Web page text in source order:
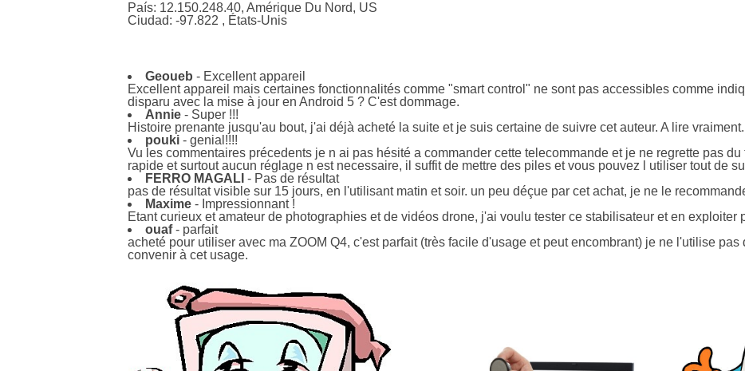
País: 12.150.248.40, Amérique Du Nord, US
Ciudad: -97.822 , États-Unis
Geoueb - Excellent appareil
Excellent appareil mais certaines fonctionnalités comme "smart control" ne sont pas accessibles comme
disparu avec la mise à jour en Android 5 ? C'est dommage.
Annie - Super !!!
Histoire prenante jusqu'au bout, j'ai déjà acheté la suite et je suis certaine de suivre cet auteur. A lire vraiment.
pouki - genial!!!!
Vu les commentaires précedents je n ai pas hésité a commander cette telecommande et je ne regrette pas
rapide et surtout aucun réglage n est necessaire, il suffit de mettre des piles et vous pouvez l utiliser tout de
FERRO MAGALI - Pas de résultat
pas de résultat visible sur 15 jours, en l'utilisant matin et soir. un peu déçue par cet achat, je ne le
Maxime - Impressionnant !
Etant curieux et amateur de photographies et de vidéos drone, j'ai voulu tester ce stabilisateur et en exploiter
ouaf- parfait
acheté pour utiliser avec ma ZOOM Q4, c'est parfait (très facile d'usage et peut encombrant) je ne l'utilise
convenir à cet usage.